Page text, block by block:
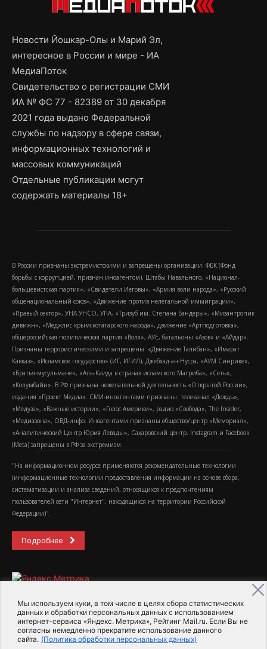
Мы используем куки, в том числе в целях сбора статистических
данных и обработки персональных данных с использованием
интернет-сервиса «Яндекс. Метрика», Рейтинг Mail.ru. Если Вы не
согласны немедленно прекратите использование данного
сайта. (Политика обработки персональных данных)
Новости Йошкар-Олы и Марий Эл,
интересное в России и мире - ИА
МедиаПоток
Свидетельство о регистрации СМИ
ИА № ФС 77 - 82389 от 30 декабря
2021 года выдано Федеральной
службы по надзору в сфере связи,
информационных технологий и
массовых коммуникаций
Отдельные публикации могут
содержать материалы 18+
В России признаны экстремистскими и запрещены организации: ФБК (Фонд
борьбы с коррупцией, признан иноагентом), Штабы Навального, «Национал-
большевистская партия», «Свидетели Иеговы», «Армия воли народа», «Русский
общенациональный союз», «Движение против нелегальной иммиграции»,
«Правый сектор», УНА-УНСО, УПА, «Тризуб им. Степана Бандеры», «Мизантропик
дивижн», «Меджлис крымскотатарского народа», движение «Артподготовка»,
общероссийская политическая партия «Воля», АУЕ, батальоны «Азов» и «Айдар».
Признаны террористическими и запрещены: «Движение Талибан», «Имарат
Кавказ», «Исламское государство» (ИГ, ИГИЛ), Джебхад-ан-Нусра, «АУМ Синрике»,
«Братья-мусульмане», «Аль-Каида в странах исламского Магриба», «Сеть»,
«Колумбайн». В РФ признана нежелательной деятельность «Открытой России»,
издания «Проект Медиа». СМИ-иноагентами признаны: телеканал «Дождь»,
«Медуза», «Важные истории», «Голос Америки», радио «Свобода», The Insider,
«Медиазона», ОВД-инфо. Иноагентами признаны общество/центр «Мемориал»,
«Аналитический Центр Юрия Левады», Сахаровский центр. Instagram и Facebook
(Metа) запрещены в РФ за экстремизм.
"На информационном ресурсе применяются рекомендательные технологии
(информационные технологии предоставления информации на основе сбора,
систематизации и анализа сведений, относящихся к предпочтениям
пользователей сети "Интернет", находящихся на территории Российской
Федерации)".
Подробнее
2015-2026- Информационное агентство МедиаПоток